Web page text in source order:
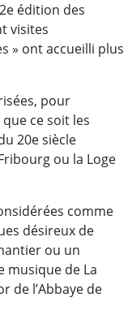
édition des
visites
» ont accueilli plus
pour
ce soit les
20e siècle
ou la Loge
comme
désireux de
ou un
musique de La
de l’Abbaye de